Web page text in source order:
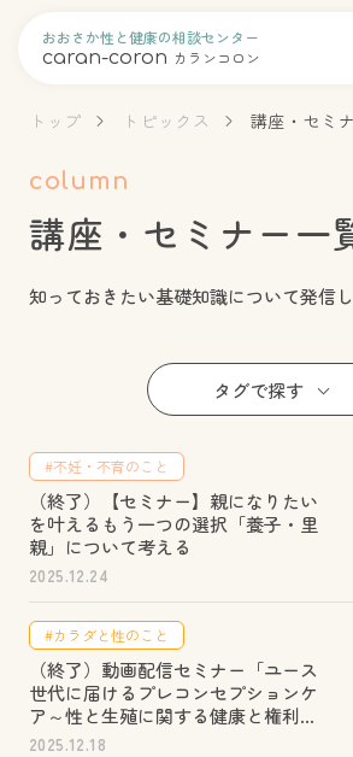
おおさか性と健康の相談センター
caran-coron カランコロン
トップ トピックス 講座・セミ
column
講座・セミナー一
知っておきたい基礎知識について発信し
タグで探す
#不妊・不育のこと
（終了）【セミナー】親になりたい
を叶えるもう一つの選択「養子・里
親」について考える
2025.12.24
#カラダと性のこと
（終了）動画配信セミナー「ユース
世代に届けるプレコンセプションケ
ア～性と生殖に関する健康と権利
（SRHR）の視点から～」
2025.12.18